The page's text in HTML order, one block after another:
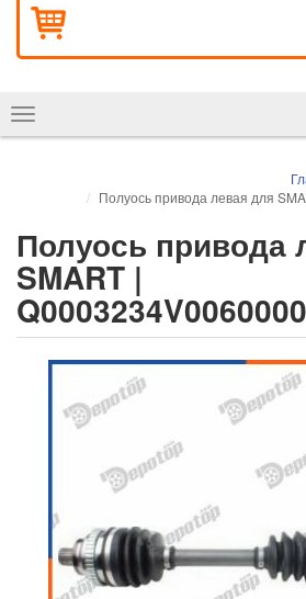
Показать
навигацию
Полуось привода левая для
Полуось привода
SMART |